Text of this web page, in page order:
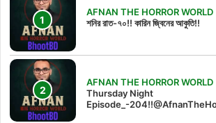
AFNAN THE HORROR WORLD
শনির রাত-৭০!! কারিন জ্বিনের আকুতি!!
AFNAN THE HORROR WORLD
Thursday Night
Episode_-